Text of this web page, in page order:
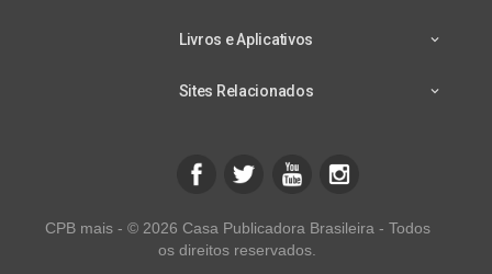
Livros e Aplicativos
Sites Relacionados
CPB mais - © 2026 Casa Publicadora Brasileira - Todos
os direitos reservados.